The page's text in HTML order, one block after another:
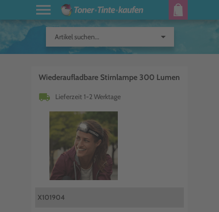
Artikel suchen... arrow_drop_down
Wiederaufladbare Stirnlampe 300 Lumen
local_shipping Lieferzeit 1-2 Werktage
X101904